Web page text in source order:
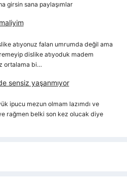
girsin sana paylaşımlar
atıyonuz falan umrumda değil ama
dislike atıyoduk madem
ortalama bi…
sensiz yaşanmıyor
ipucu mezun olmam lazımdı ve
rağmen belki son kez olucak diye